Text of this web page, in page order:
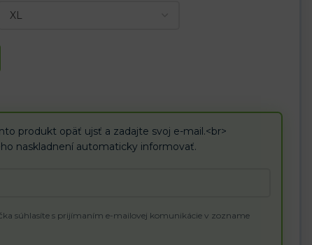
produkt opäť ujsť a zadajte svoj e-mail.<br>
naskladnení automaticky informovať.
súhlasíte s prijímaním e-mailovej komunikácie v zozname